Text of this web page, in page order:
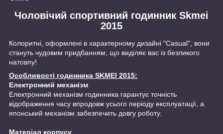
Чоловічий спортивний годинник Skmei
2015
Колоритні, оформлені в характерному дизайні "Casual", вони
стануть чудовим придбанням, що виділяє вас із безликого
натовпу!
Особливості годинника SKMEI 2015:
Електронний механізм
Електронний механізм годинника гарантує точність
відображення часу впродовж усього періоду експлуатації, а
японський механізм забезпечить довгу роботу.
Матеріал корпусу